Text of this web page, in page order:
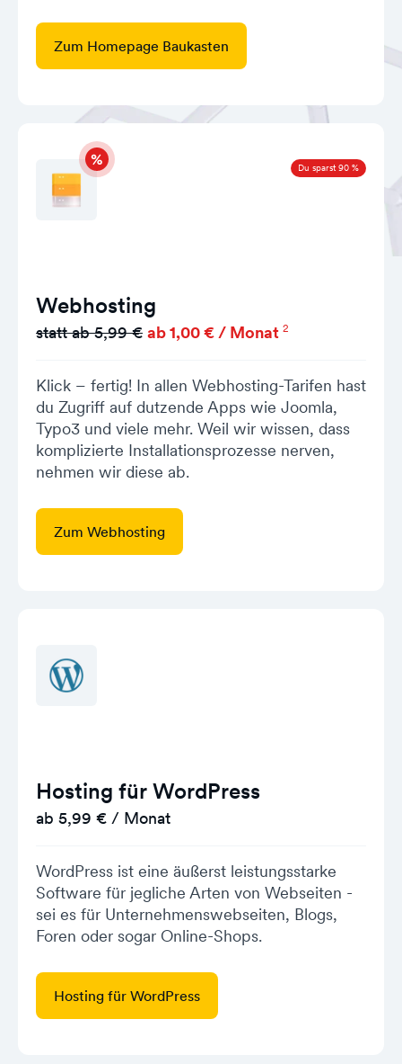
Zum Homepage Baukasten
Du sparst 90 %
Webhosting
statt ab 5,99 € ab 1,00 € / Monat 2
Klick – fertig! In allen Webhosting-Tarifen hast
du Zugriff auf dutzende Apps wie Joomla,
Typo3 und viele mehr. Weil wir wissen, dass
komplizierte Installationsprozesse nerven,
nehmen wir diese ab.
Zum Webhosting
Hosting für WordPress
ab 5,99 € / Monat
WordPress ist eine äußerst leistungsstarke
Software für jegliche Arten von Webseiten -
sei es für Unternehmenswebseiten, Blogs,
Foren oder sogar Online-Shops.
Hosting für WordPress